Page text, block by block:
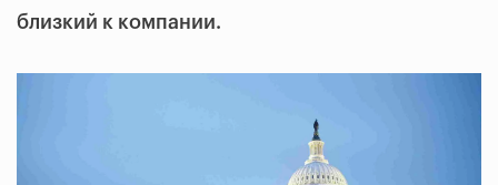
близкий к компании.